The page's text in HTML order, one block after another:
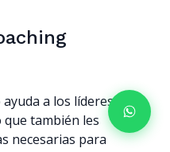
a los líderes a
que también les
necesarias para